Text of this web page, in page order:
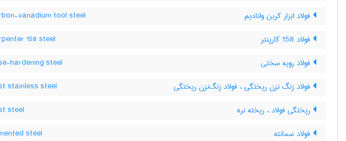
فولاد ابزار کربن وانادیم vanadium tool steel
فولاد 158 کارپنتر 158 steel
فولاد رویه سختی hardening steel
فولاد زنگ نزن ریختگی ، فولاد زنگ‌نزن ریختگی stainless steel
ریختگی فولاد ، ریخته نره steel
فولاد سمانته steel